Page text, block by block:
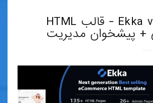
دانلود Ekka v3.7 - قالب HTML
+ پیشخوان مدیریت